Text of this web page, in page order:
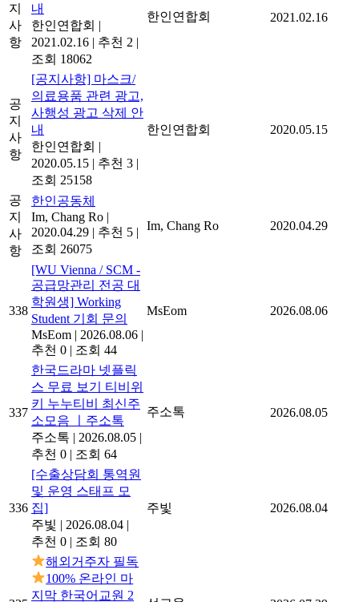
지
사
항
내
한인연합회 |
2021.02.16 | 추천 2 |
조회 18062
한인연합회 2021.02.16
공
지
사
항
[공지사항] 마스크/
의료용품 관련 광고,
사행성 광고 삭제 안
내
한인연합회 |
2020.05.15 | 추천 3 |
조회 25158
한인연합회 2020.05.15
공
지
사
항
한인공동체
Im, Chang Ro |
2020.04.29 | 추천 5 |
조회 26075
Im, Chang Ro 2020.04.29
338
[WU Vienna / SCM -
공급망관리 전공 대
학원생] Working
Student 기회 문의
MsEom | 2026.08.06 |
추천 0 | 조회 44
MsEom 2026.08.06
337
한국드라마 넷플릭
스 무료 보기 티비위
키 누누티비 최신주
소모음 ㅣ주소톡
주소톡 | 2026.08.05 |
추천 0 | 조회 64
주소톡 2026.08.05
336
[수출상담회 통역원
및 운영 스태프 모
집]
주빛 | 2026.08.04 |
추천 0 | 조회 80
주빛 2026.08.04
해외거주자 필독
100% 온라인 마
지막 한국어교원 2